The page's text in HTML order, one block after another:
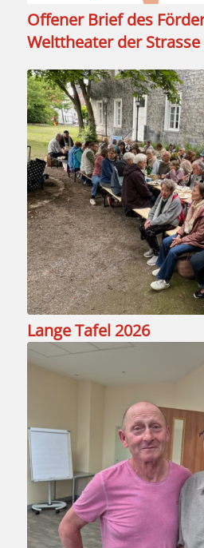
Offener Brief des
Welttheater der Strasse
Lange Tafel 2026